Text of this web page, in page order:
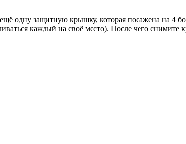
одну защитную крышку, которая посажена на 4
каждый на своё место). После чего снимите